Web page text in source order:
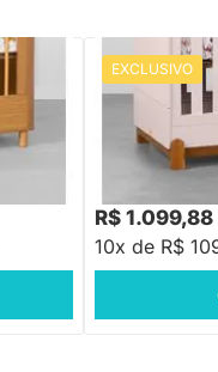
EXCLUSIVO
Berço Mini
Fosco
R$ 1.099,88
10x de R$